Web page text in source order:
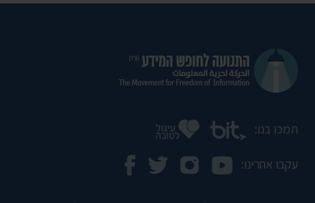
תמכו בנו:
עקבו אחרינו: